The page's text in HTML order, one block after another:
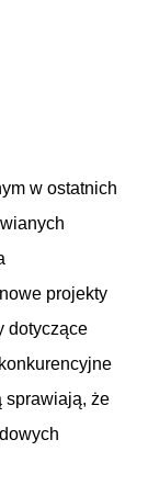
w ostatnich
projekty
dotyczące
sprawiają, że